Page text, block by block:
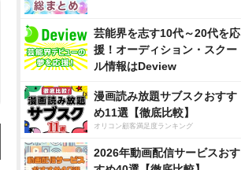
芸能界を志す10代～20代を応
援！オーディション・スクー
ル情報はDeview
漫画読み放題サブスクおすす
め11選【徹底比較】
オリコン顧客満足度ランキング
2026年動画配信サービスおす